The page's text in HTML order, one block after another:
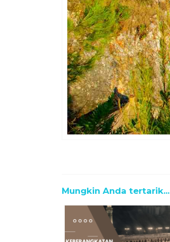
Mungkin Anda tertarik...